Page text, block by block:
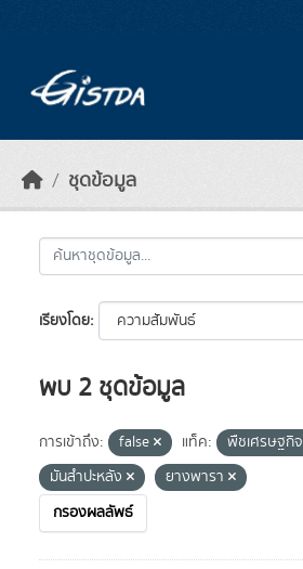
ชุดข้อมูล
เรียงโดย
พบ 2 ชุดข้อมูล
การเข้าถึง: false แท็ค:
พืชเศรษฐกิจ
มันสำปะหลัง
ยางพารา
กรองผลลัพธ์